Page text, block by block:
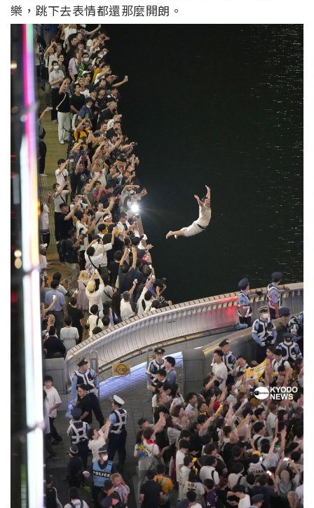
樂，跳下去表情都還那麼開朗。